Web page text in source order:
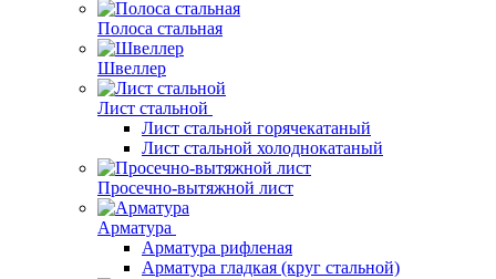
Полоса стальная
Швеллер
Лист стальной
Лист стальной горячекатаный
Лист стальной холоднокатаный
Просечно-вытяжной лист
Арматура
Арматура рифленая
Арматура гладкая (круг стальной)